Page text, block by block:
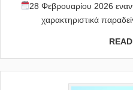
28 Φεβρουαρίου 2026
χαρακτηριστικά